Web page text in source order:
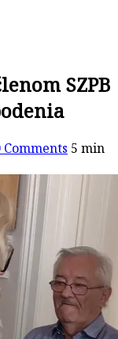
SZPB
Comments 5 min